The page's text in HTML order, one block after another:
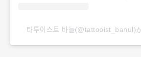
타투이스트